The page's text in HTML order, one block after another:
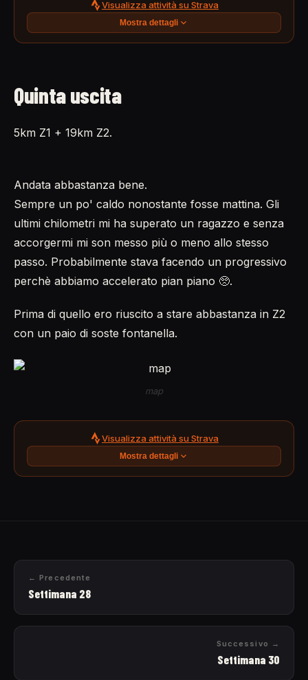
Visualizza attività su Strava
Mostra dettagli
Quinta uscita
5km Z1 + 19km Z2.
Andata abbastanza bene.
Sempre un po' caldo nonostante fosse mattina. Gli
ultimi chilometri mi ha superato un ragazzo e senza
accorgermi mi son messo più o meno allo stesso
passo. Probabilmente stava facendo un progressivo
perchè abbiamo accelerato pian piano 🥺.
Prima di quello ero riuscito a stare abbastanza in Z2
con un paio di soste fontanella.
map
Visualizza attività su Strava
Mostra dettagli
← Precedente
Settimana 28
Successivo →
Settimana 30